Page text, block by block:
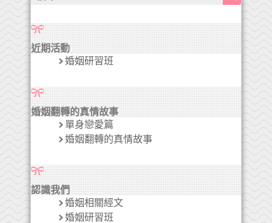
近期活動
婚姻研習班
婚姻翻轉的真情故事
單身戀愛篇
婚姻翻轉的真情故事
認識我們
婚姻相關經文
婚姻研習班